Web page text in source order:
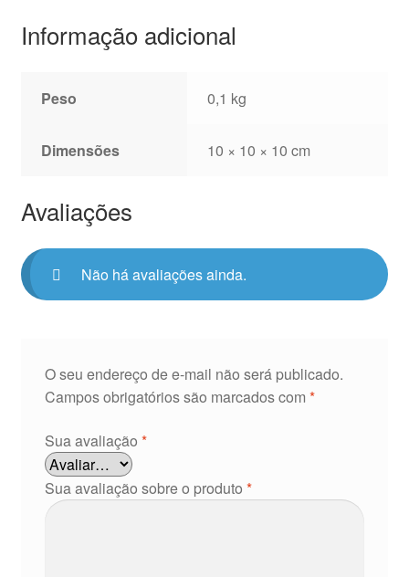
Informação adicional
Peso 0,1 kg
Dimensões 10 × 10 × 10 cm
Avaliações
Não há avaliações ainda.
O seu endereço de e-mail não será publicado.
Campos obrigatórios são marcados com *
Sua avaliação *
Sua avaliação sobre o produto *